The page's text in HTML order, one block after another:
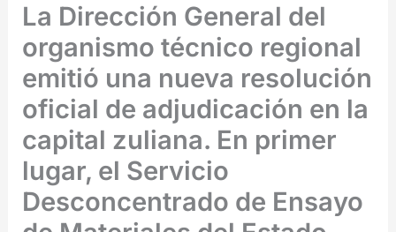
La Dirección General del
organismo técnico regional
emitió una nueva resolución
oficial de adjudicación en la
capital zuliana. En primer
lugar, el Servicio
Desconcentrado de Ensayo